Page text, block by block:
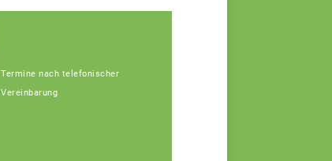
Termine nach telefonischer
Vereinbarung